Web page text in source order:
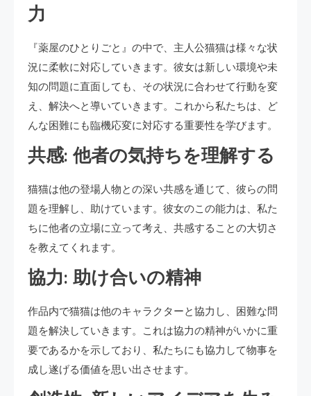
力
『薬屋のひとりごと』の中で、主人公猫猫は様々な状
況に柔軟に対応していきます。彼女は新しい環境や未
知の問題に直面しても、その状況に合わせて行動を変
え、解決へと導いていきます。これから私たちは、ど
んな困難にも臨機応変に対応する重要性を学びます。
共感: 他者の気持ちを理解する
猫猫は他の登場人物との深い共感を通じて、彼らの問
題を理解し、助けています。彼女のこの能力は、私た
ちに他者の立場に立って考え、共感することの大切さ
を教えてくれます。
協力: 助け合いの精神
作品内で猫猫は他のキャラクターと協力し、困難な問
題を解決していきます。これは協力の精神がいかに重
要であるかを示しており、私たちにも協力して物事を
成し遂げる価値を思い出させます。